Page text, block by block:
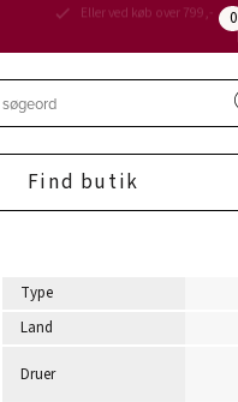
0
Find butik
Type
Land
Druer